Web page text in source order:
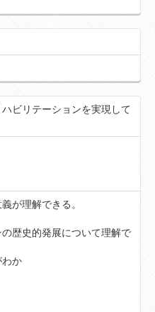
ビリテーションを実現して
できる。
について理解で
か